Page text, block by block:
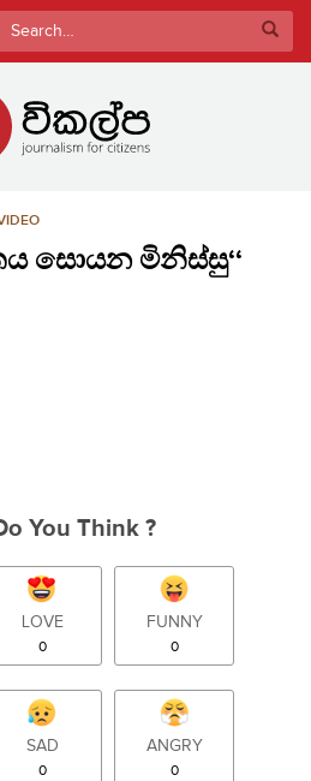
Search
සොයන මිනිස්සු‘‘
You Think ?
LOVE
0
FUNNY
0
SAD
0
ANGRY
0